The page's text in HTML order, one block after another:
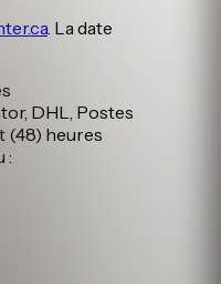
. La date
DHL, Postes
(48) heures
: